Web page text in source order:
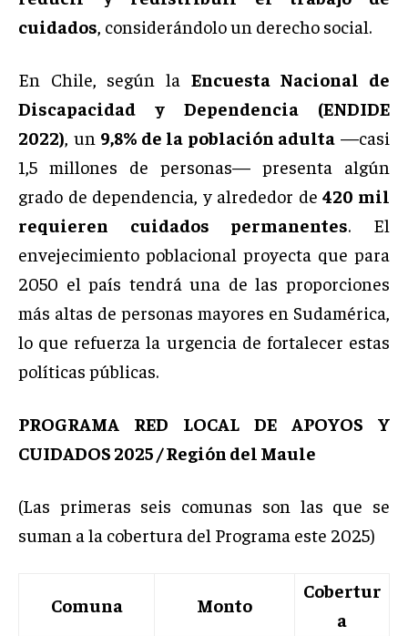
cuidados, considerándolo un derecho social.
En Chile, según la Encuesta Nacional de
Discapacidad y Dependencia (ENDIDE
2022), un 9,8% de la población adulta —casi
1,5 millones de personas— presenta algún
grado de dependencia, y alrededor de420 mil
requieren cuidados permanentes. El
envejecimiento poblacional proyecta que para
2050 el país tendrá una de las proporciones
más altas de personas mayores en Sudamérica,
lo que refuerza la urgencia de fortalecer estas
políticas públicas.
PROGRAMA RED LOCAL DE APOYOS Y
CUIDADOS 2025 / Región del Maule
(Las primeras seis comunas son las que se
suman a la cobertura del Programa este 2025)
Comuna Monto
Cobertur
a